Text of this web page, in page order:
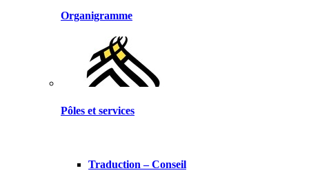
Organigramme
Pôles et services
Traduction – Conseil